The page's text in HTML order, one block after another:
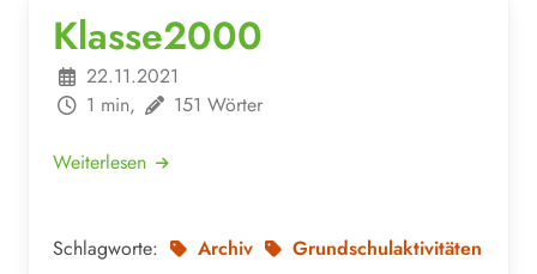
Klasse2000
22.11.2021
1 min,
151 Wörter
Weiterlesen
Schlagworte: Archiv Grundschulaktivitäten